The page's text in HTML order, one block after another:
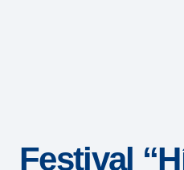
sistema
Festival